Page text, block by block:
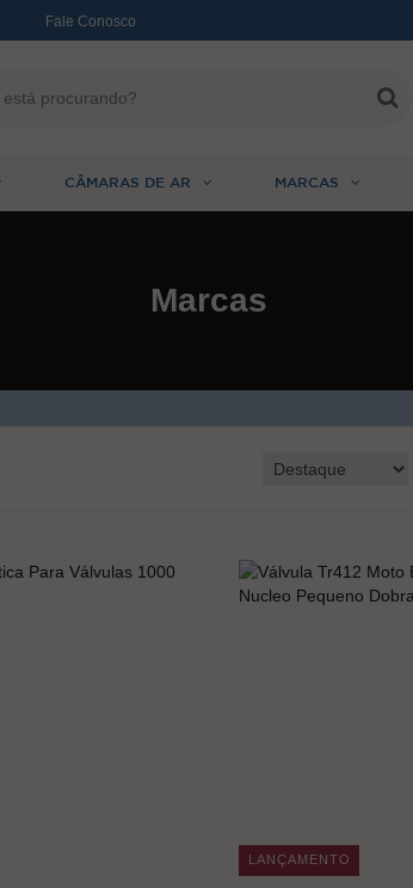
Fale Conosco
CÂMARAS DE AR MARCAS
Marcas
LANÇAMENTO